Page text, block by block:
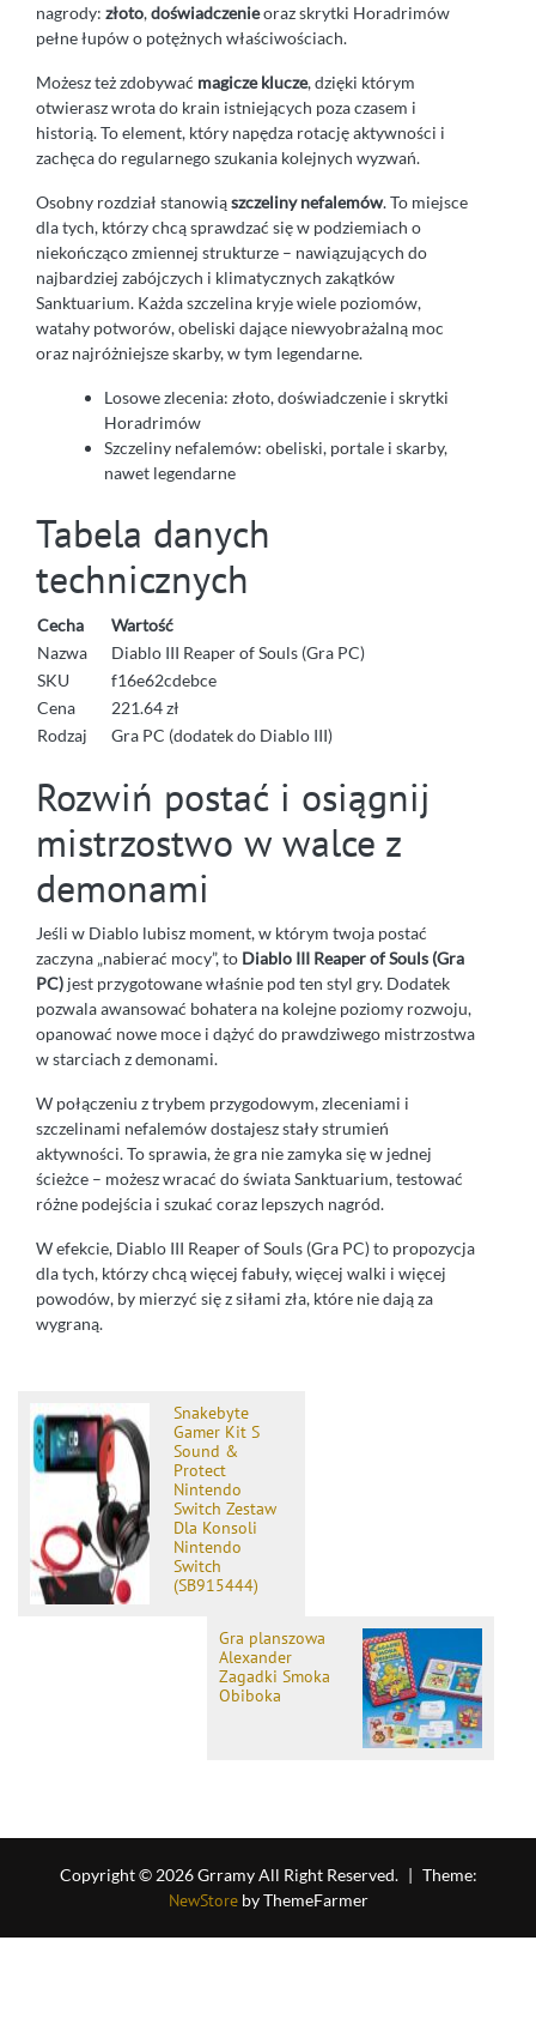
nagrody: złoto,doświadczenieoraz skrytki Horadrimów
pełne łupów o potężnych właściwościach.
Możesz też zdobywać magicze klucze, dzięki którym
otwierasz wrota do krain istniejących poza czasem i
historią. To element, który napędza rotację aktywności i
zachęca do regularnego szukania kolejnych wyzwań.
Osobny rozdział stanowiąszczeliny nefalemów. To miejsce
dla tych, którzy chcą sprawdzać się w podziemiach o
niekończąco zmiennej strukturze – nawiązujących do
najbardziej zabójczych i klimatycznych zakątków
Sanktuarium. Każda szczelina kryje wiele poziomów,
watahy potworów, obeliski dające niewyobrażalną moc
oraz najróżniejsze skarby, w tym legendarne.
Losowe zlecenia: złoto, doświadczenie i skrytki
Horadrimów
Szczeliny nefalemów: obeliski, portale i skarby,
nawet legendarne
Tabela danych
technicznych
Cecha
Wartość
Nazwa
Diablo III Reaper of Souls (Gra PC)
SKU
f16e62cdebce
Cena
221.64 zł
Rodzaj
Gra PC (dodatek do Diablo III)
Rozwiń postać i osiągnij
mistrzostwo w walce z
demonami
Jeśli w Diablo lubisz moment, w którym twoja postać
zaczyna „nabierać mocy”, to Diablo III Reaper of Souls (Gra
PC) jest przygotowane właśnie pod ten styl gry. Dodatek
pozwala awansować bohatera na kolejne poziomy rozwoju,
opanować nowe moce i dążyć do prawdziwego mistrzostwa
w starciach z demonami.
W połączeniu z trybem przygodowym, zleceniami i
szczelinami nefalemów dostajesz stały strumień
aktywności. To sprawia, że gra nie zamyka się w jednej
ścieżce – możesz wracać do świata Sanktuarium, testować
różne podejścia i szukać coraz lepszych nagród.
W efekcie, Diablo III Reaper of Souls (Gra PC) to propozycja
dla tych, którzy chcą więcej fabuły, więcej walki i więcej
powodów, by mierzyć się z siłami zła, które nie dają za
wygraną.
Snakebyte
Gamer Kit S
Sound &
Protect
Nintendo
Switch Zestaw
Dla Konsoli
Nintendo
Switch
(SB915444)
Gra planszowa
Alexander
Zagadki Smoka
Obiboka
Copyright © 2026 Grramy All Right Reserved. | Theme:
NewStoreby ThemeFarmer